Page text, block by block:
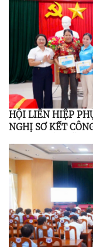
HỘI LIÊN HIỆP
NGHỊ SƠ KẾT
ĐOẠN 2021 – 2026